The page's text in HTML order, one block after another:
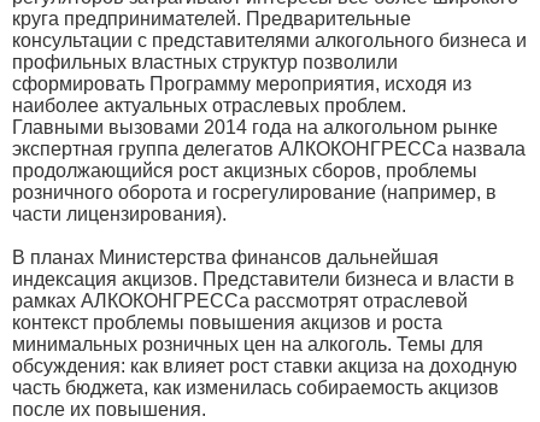
круга предпринимателей. Предварительные
консультации с представителями алкогольного бизнеса и
профильных властных структур позволили
сформировать Программу мероприятия, исходя из
наиболее актуальных отраслевых проблем.
Главными вызовами 2014 года на алкогольном рынке
экспертная группа делегатов АЛКОКОНГРЕССа назвала
продолжающийся рост акцизных сборов, проблемы
розничного оборота и госрегулирование (например, в
части лицензирования).
В планах Министерства финансов дальнейшая
индексация акцизов. Представители бизнеса и власти в
рамках АЛКОКОНГРЕССа рассмотрят отраслевой
контекст проблемы повышения акцизов и роста
минимальных розничных цен на алкоголь. Темы для
обсуждения: как влияет рост ставки акциза на доходную
часть бюджета, как изменилась собираемость акцизов
после их повышения.